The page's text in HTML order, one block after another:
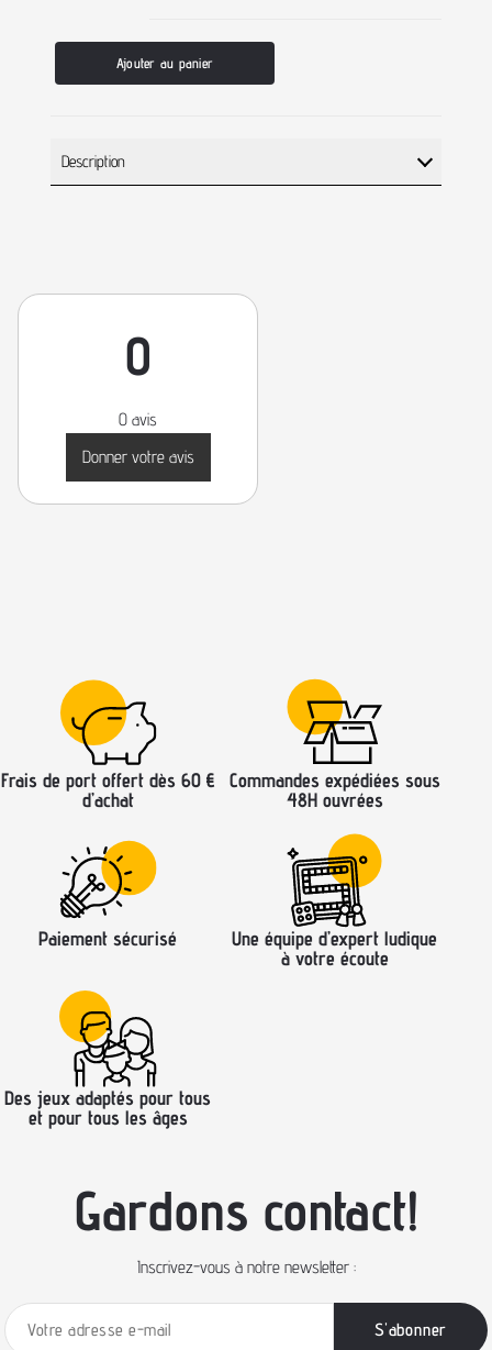
Ajouter au panier
Description
0
0 avis
Donner votre avis
Frais de port offert dès 60 €
d’achat
Commandes expédiées sous
48H ouvrées
Paiement sécurisé
Une équipe d’expert ludique
à votre écoute
Des jeux adaptés pour tous
et pour tous les âges
Gardons contact!
Inscrivez-vous à notre newsletter :